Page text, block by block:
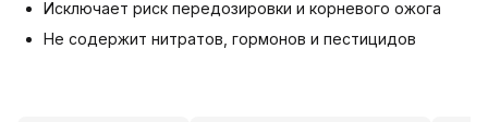
Исключает риск передозировки и корневого ожога
Не содержит нитратов, гормонов и пестицидов